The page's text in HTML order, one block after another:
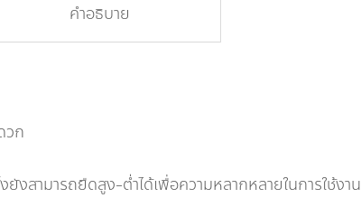
คำอธิบาย
วก
สามารถยืดสูง-ต่ำได้เพื่อความหลากหลายในการใช้งาน